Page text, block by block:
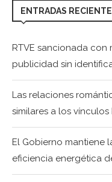
ENTRADAS
RTVE sancionada con
publicidad sin
Las relaciones
similares a los vínculos
El Gobierno mantiene
eficiencia energética